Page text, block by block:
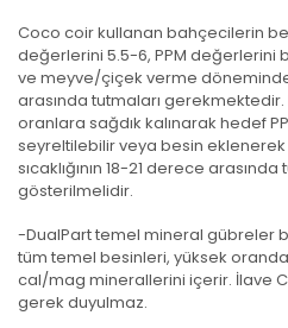
Coco coir kullanan bahçecilerin
değerlerini 5.5-6, PPM
ve meyve/çiçek verme döneminde
arasında tutmaları gerekmektedir.
oranlara sağdık kalınarak hedef
seyreltilebilir veya besin eklenerek
sıcaklığının 18-21 derece
gösterilmelidir.
-DualPart temel mineral gübreler
tüm temel besinleri, yüksek
cal/mag minerallerini içerir. İlave
gerek duyulmaz.